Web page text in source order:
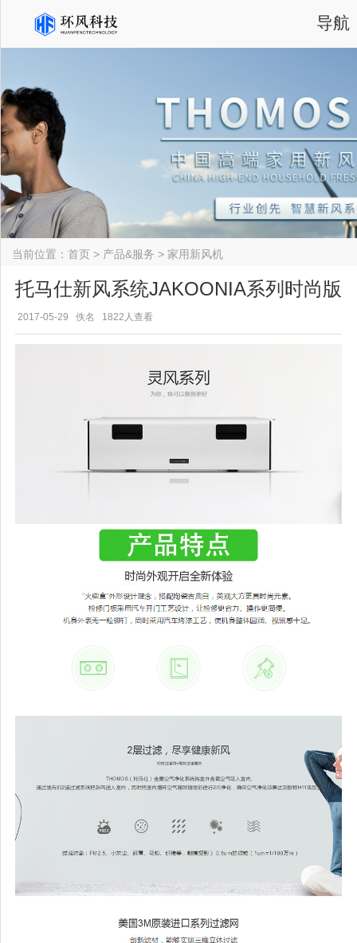
导航
当前位置： 首页> 产品&服务 > 家用新风机
托马仕新风系统JAKOONIA系列时尚版
2017-05-29 佚名 1822人查看